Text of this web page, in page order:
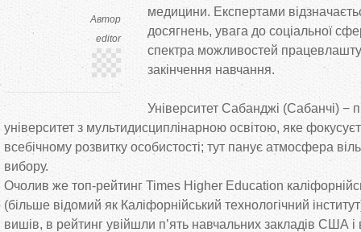
Автор
editor
медицини. Експертами
досягнень, увага до соціальної
спектра можливостей
закінчення навчання.
Університет Сабанджі (Сабанчі) −
університет з мультидисциплінарною освітою, яке
всебічному розвитку особистості; тут панує атмосфера
вибору.
Очолив же топ-рейтинг Times Higher Education
(більше відомий як Каліфорнійський технологічний
вишів, в рейтинг увійшли п’ять навчальних закладів США і